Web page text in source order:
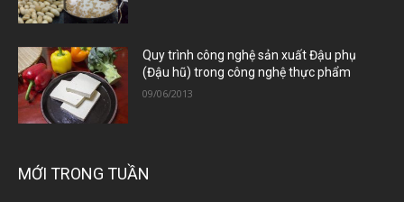
Quy trình công nghệ sản xuất Đậu phụ
(Đậu hũ) trong công nghệ thực phẩm
09/06/2013
MỚI TRONG TUẦN